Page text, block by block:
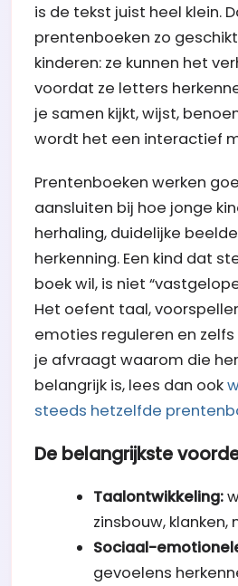
is de tekst juist heel klein.
prentenboeken zo
kinderen: ze kunnen het
voordat ze letters
je samen kijkt, wijst,
wordt het een interactief
Prentenboeken werken
aansluiten bij hoe jonge
herhaling, duidelijke
herkenning. Een kind dat
boek wil, is niet
Het oefent taal,
emoties reguleren en zelfs
je afvraagt waarom die
belangrijk is, lees dan ook
steeds hetzelfde
De belangrijkste
Taalontwikkeling:
zinsbouw,
Sociaal-
gevoelens